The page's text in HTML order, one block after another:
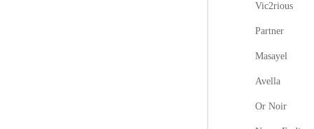
Vic2rious
Partner
Masayel
Avella
Or Noir